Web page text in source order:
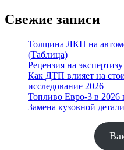
Свежие записи
Толщина ЛКП на
(Таблица)
Рецензия на экспертизу
Как ДТП влияет на
исследование 2026
Топливо Евро-3 в 2026
Замена кузовной